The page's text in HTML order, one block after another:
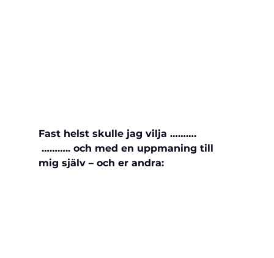
Fast helst skulle jag vilja ……….
……….. och med en uppmaning till
mig själv – och er andra: